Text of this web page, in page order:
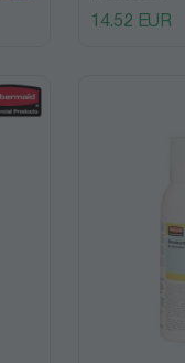
auto interior
cuptoare,
14.52 EUR